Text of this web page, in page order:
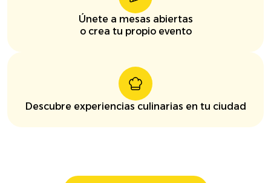
Únete a mesas abiertas
o crea tu propio evento
Descubre experiencias culinarias en tu ciudad